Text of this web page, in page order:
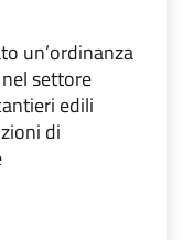
un’ordinanza
settore
edili
di